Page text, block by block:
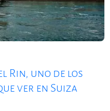
Rin, uno de los
ver en Suiza